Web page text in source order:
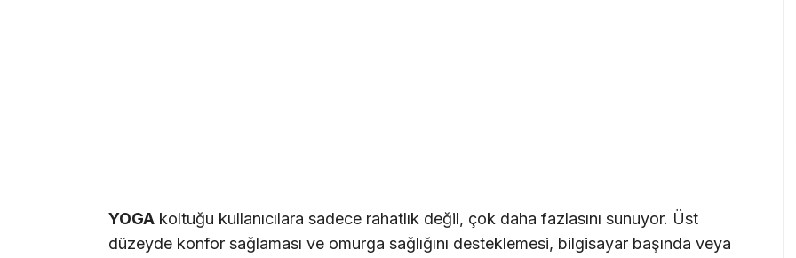
YOGA koltuğu kullanıcılara sadece rahatlık değil, çok daha fazlasını sunuyor. Üst
düzeyde konfor sağlaması ve omurga sağlığını desteklemesi, bilgisayar başında veya